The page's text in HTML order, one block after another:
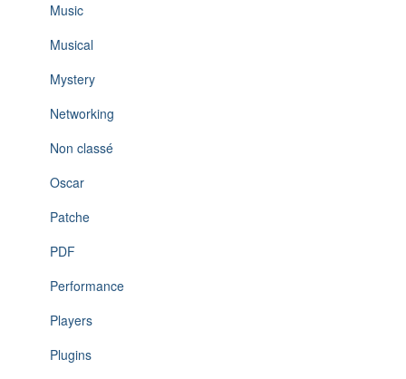
Music
Musical
Mystery
Networking
Non classé
Oscar
Patche
PDF
Performance
Players
Plugins